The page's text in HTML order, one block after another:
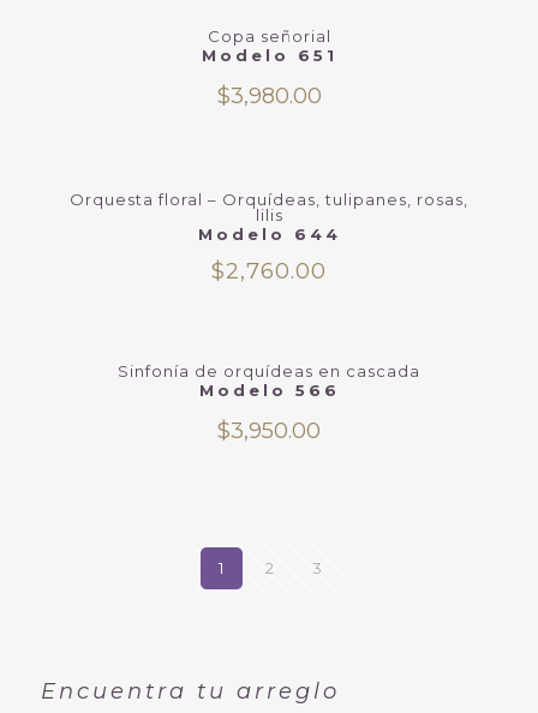
Copa señorial
Modelo 651
$3,980.00
Orquesta floral – Orquídeas, tulipanes, rosas,
lilis
Modelo 644
$2,760.00
Sinfonía de orquídeas en cascada
Modelo 566
$3,950.00
1 2 3
Encuentra tu arreglo